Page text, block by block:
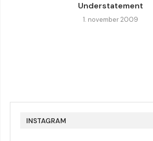
Understatement
1. november 2009
INSTAGRAM